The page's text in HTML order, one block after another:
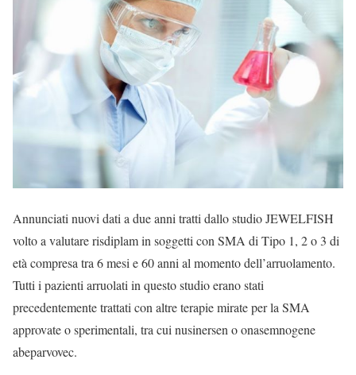
Annunciati nuovi dati a due anni tratti dallo studio JEWELFISH
volto a valutare risdiplam in soggetti con SMA di Tipo 1, 2 o 3 di
età compresa tra 6 mesi e 60 anni al momento dell’arruolamento.
Tutti i pazienti arruolati in questo studio erano stati
precedentemente trattati con altre terapie mirate per la SMA
approvate o sperimentali, tra cui nusinersen o onasemnogene
abeparvovec.